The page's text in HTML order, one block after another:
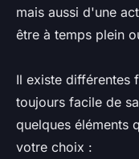
mais aussi d'une
être à temps plein
Il existe différentes
toujours facile de
quelques éléments
votre choix :